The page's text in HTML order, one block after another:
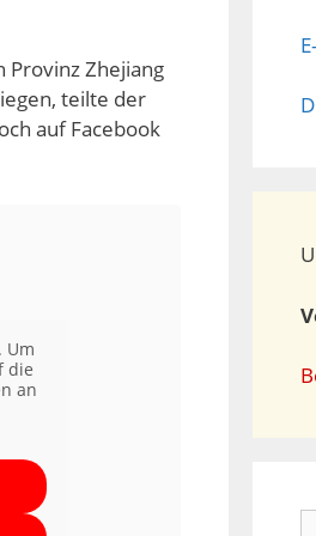
Provinz Zhejiang
teilte der
auf Facebook
. Um
die
an